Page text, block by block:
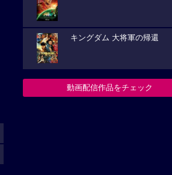
キングダム 大将軍の帰還
動画配信作品をチェック